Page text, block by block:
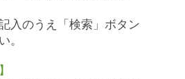
入のうえ「検索」ボタン
。